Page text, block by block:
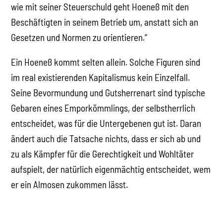
wie mit seiner Steuerschuld geht Hoeneß mit den
Beschäftigten in seinem Betrieb um, anstatt sich an
Gesetzen und Normen zu orientieren.“
Ein Hoeneß kommt selten allein. Solche Figuren sind
im real existierenden Kapitalismus kein Einzelfall.
Seine Bevormundung und Gutsherrenart sind typische
Gebaren eines Emporkömmlings, der selbstherrlich
entscheidet, was für die Untergebenen gut ist. Daran
ändert auch die Tatsache nichts, dass er sich ab und
zu als Kämpfer für die Gerechtigkeit und Wohltäter
aufspielt, der natürlich eigenmächtig entscheidet, wem
er ein Almosen zukommen lässt.